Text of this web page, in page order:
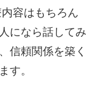
容はもちろん
になら話してみ
信頼関係を築く
す。